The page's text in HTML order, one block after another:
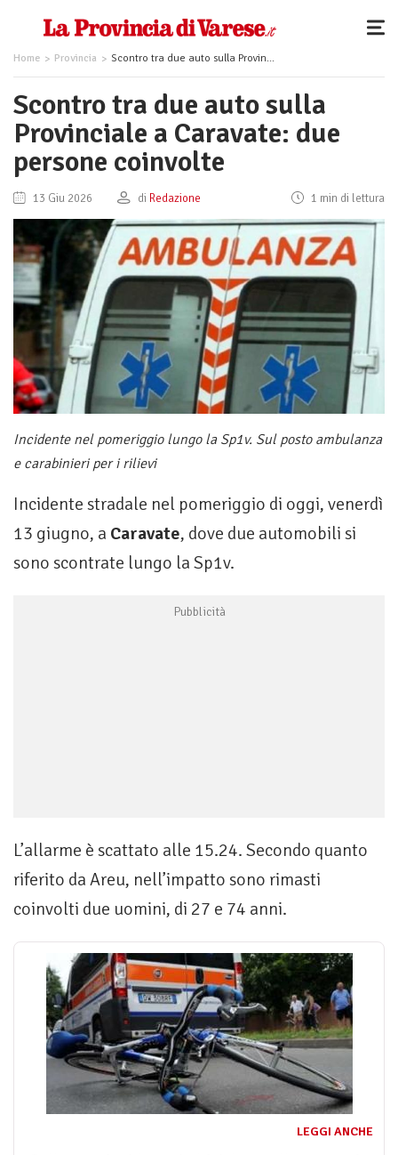
Home Provincia Scontro tra due auto sulla Provinciale a Caravate: due persone coinvolte
Scontro tra due auto sulla
Provinciale a Caravate: due
persone coinvolte
13 Giu 2026 di Redazione 1 min di lettura
Incidente nel pomeriggio lungo la Sp1v. Sul posto ambulanza
e carabinieri per i rilievi
Incidente stradale nel pomeriggio di oggi, venerdì
13 giugno, a Caravate, dove due automobili si
sono scontrate lungo la Sp1v.
L’allarme è scattato alle 15.24. Secondo quanto
riferito da Areu, nell’impatto sono rimasti
coinvolti due uomini, di 27 e 74 anni.
LEGGI ANCHE